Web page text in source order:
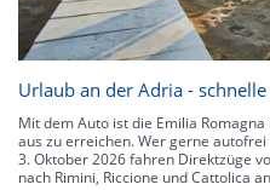
Urlaub an der Adria -
Mit dem Auto ist die Emilia
aus zu erreichen. Wer gerne
3. Oktober 2026 fahren Direktzüge
nach Rimini, Riccione und Cattolica